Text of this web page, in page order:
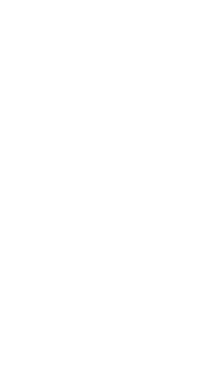
erzählen sie über all das, was sie auf
Early Morning Dive oder
mit an Bord!